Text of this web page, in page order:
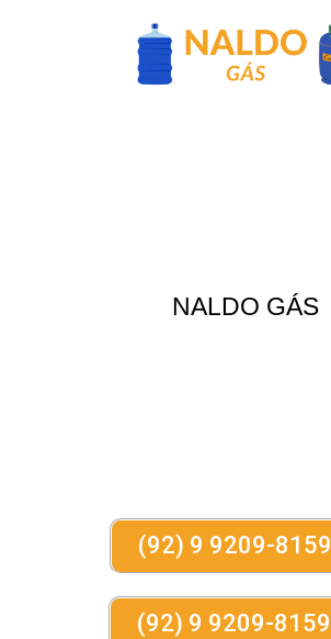
NALDO GÁS
(92) 9 9209-8159
(92) 9 9209-8159